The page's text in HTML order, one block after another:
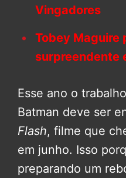
Vingadores
Tobey Maguire
surpreendente
Esse ano o
Batman deve ser
Flash, filme que
em junho. Isso
preparando um